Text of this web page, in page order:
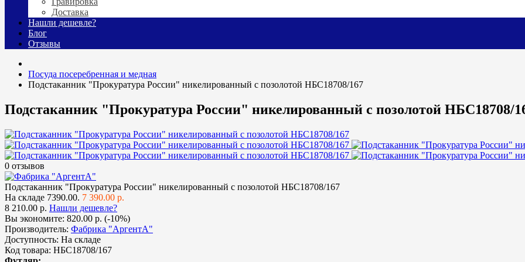
Доставка
Нашли дешевле?
Блог
Отзывы
Посуда посеребренная и медная
Подстаканник "Прокуратура России" никелированный с позолотой НБС18708/167
Подстаканник "Прокуратура России" никелированный с позолотой НБС18708/
0 отзывов
Подстаканник "Прокуратура России" никелированный с позолотой НБС18708/167
На складе 7390.00. 7 390.00 р.
8 210.00 р. Нашли дешевле?
Вы экономите: 820.00 р. (-10%)
Производитель: Фабрика "АргентА"
Доступность: На складе
Код товара: НБС18708/167